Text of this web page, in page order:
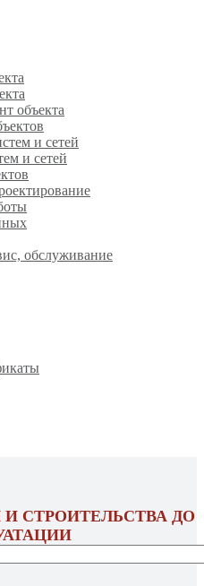
объекта
и сетей
и сетей
обслуживание
СТРОИТЕЛЬСТВА ДО